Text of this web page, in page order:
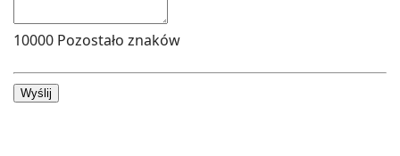
10000 Pozostało znaków
Wyślij